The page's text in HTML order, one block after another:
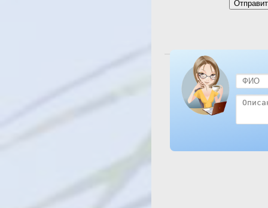
Посмотреть отель